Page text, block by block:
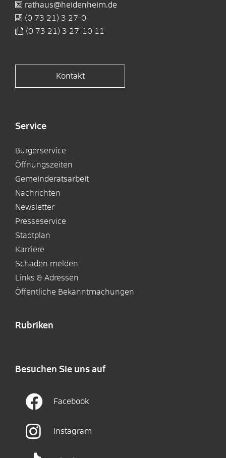
rathaus@heidenheim.de
(0 73 21) 3 27-0
(0 73 21) 3 27-10 11
Kontakt
Service
Bürgerservice
Öffnungszeiten
Gemeinderatsarbeit
Nachrichten
Newsletter
Presseservice
Stadtplan
Karriere
Schaden melden
Links & Adressen
Öffentliche Bekanntmachungen
Rubriken
Besuchen Sie uns auf
Facebook
Instagram